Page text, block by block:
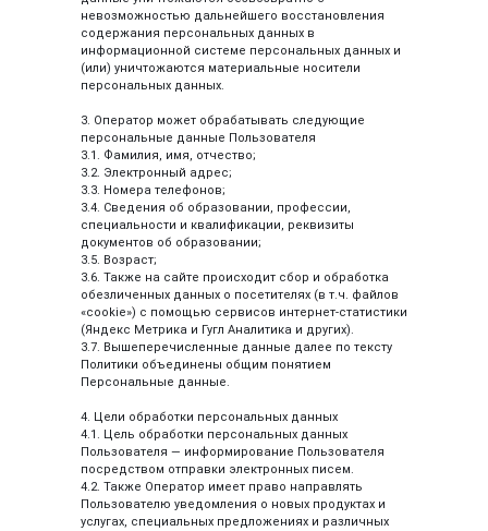
невозможностью дальнейшего восстановления
содержания персональных данных в
информационной системе персональных данных и
(или) уничтожаются материальные носители
персональных данных.
3. Оператор может обрабатывать следующие
персональные данные Пользователя
3.1. Фамилия, имя, отчество;
3.2. Электронный адрес;
3.3. Номера телефонов;
3.4. Сведения об образовании, профессии,
специальности и квалификации, реквизиты
документов об образовании;
3.5. Возраст;
3.6. Также на сайте происходит сбор и обработка
обезличенных данных о посетителях (в т.ч. файлов
«cookie») с помощью сервисов интернет-статистики
(Яндекс Метрика и Гугл Аналитика и других).
3.7. Вышеперечисленные данные далее по тексту
Политики объединены общим понятием
Персональные данные.
4. Цели обработки персональных данных
4.1. Цель обработки персональных данных
Пользователя — информирование Пользователя
посредством отправки электронных писем.
4.2. Также Оператор имеет право направлять
Пользователю уведомления о новых продуктах и
услугах, специальных предложениях и различных